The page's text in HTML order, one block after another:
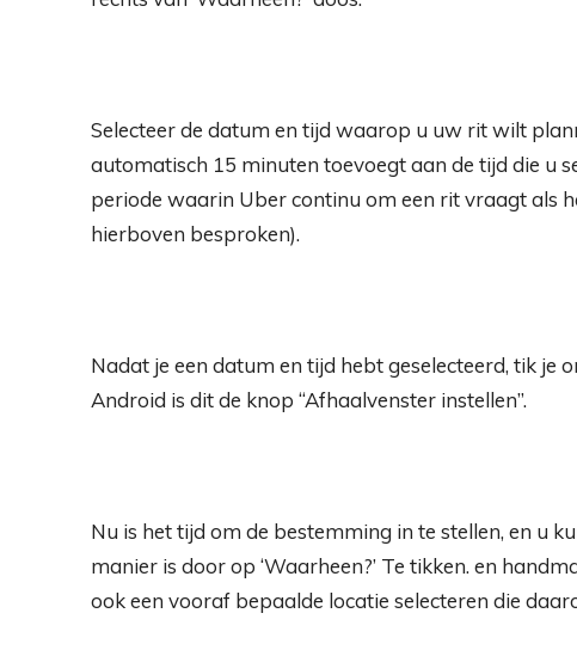
Selecteer de datum en tijd waarop u uw rit wilt
automatisch 15 minuten toevoegt aan de tijd die u
periode waarin Uber continu om een ​​rit vraagt ​​als
hierboven besproken).
Nadat je een datum en tijd hebt geselecteerd, tik je
Android is dit de knop “Afhaalvenster instellen”.
Nu is het tijd om de bestemming in te stellen, en u
manier is door op ‘Waarheen?’ Te tikken. en
ook een vooraf bepaalde locatie selecteren die